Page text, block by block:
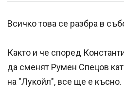
Всичко това се разбра в
Както и че според
да сменят Румен Спецов
на "Лукойл", все ще е късно.